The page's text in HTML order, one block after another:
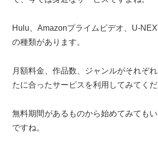
Hulu、Amazonプライムビデオ、U-
の種類があります。
月額料金、作品数、ジャンルがそれぞ
たに合ったサービスを利用してみてくだ
無料期間があるものから始めてみても
ですね。